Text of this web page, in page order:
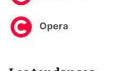
Opera